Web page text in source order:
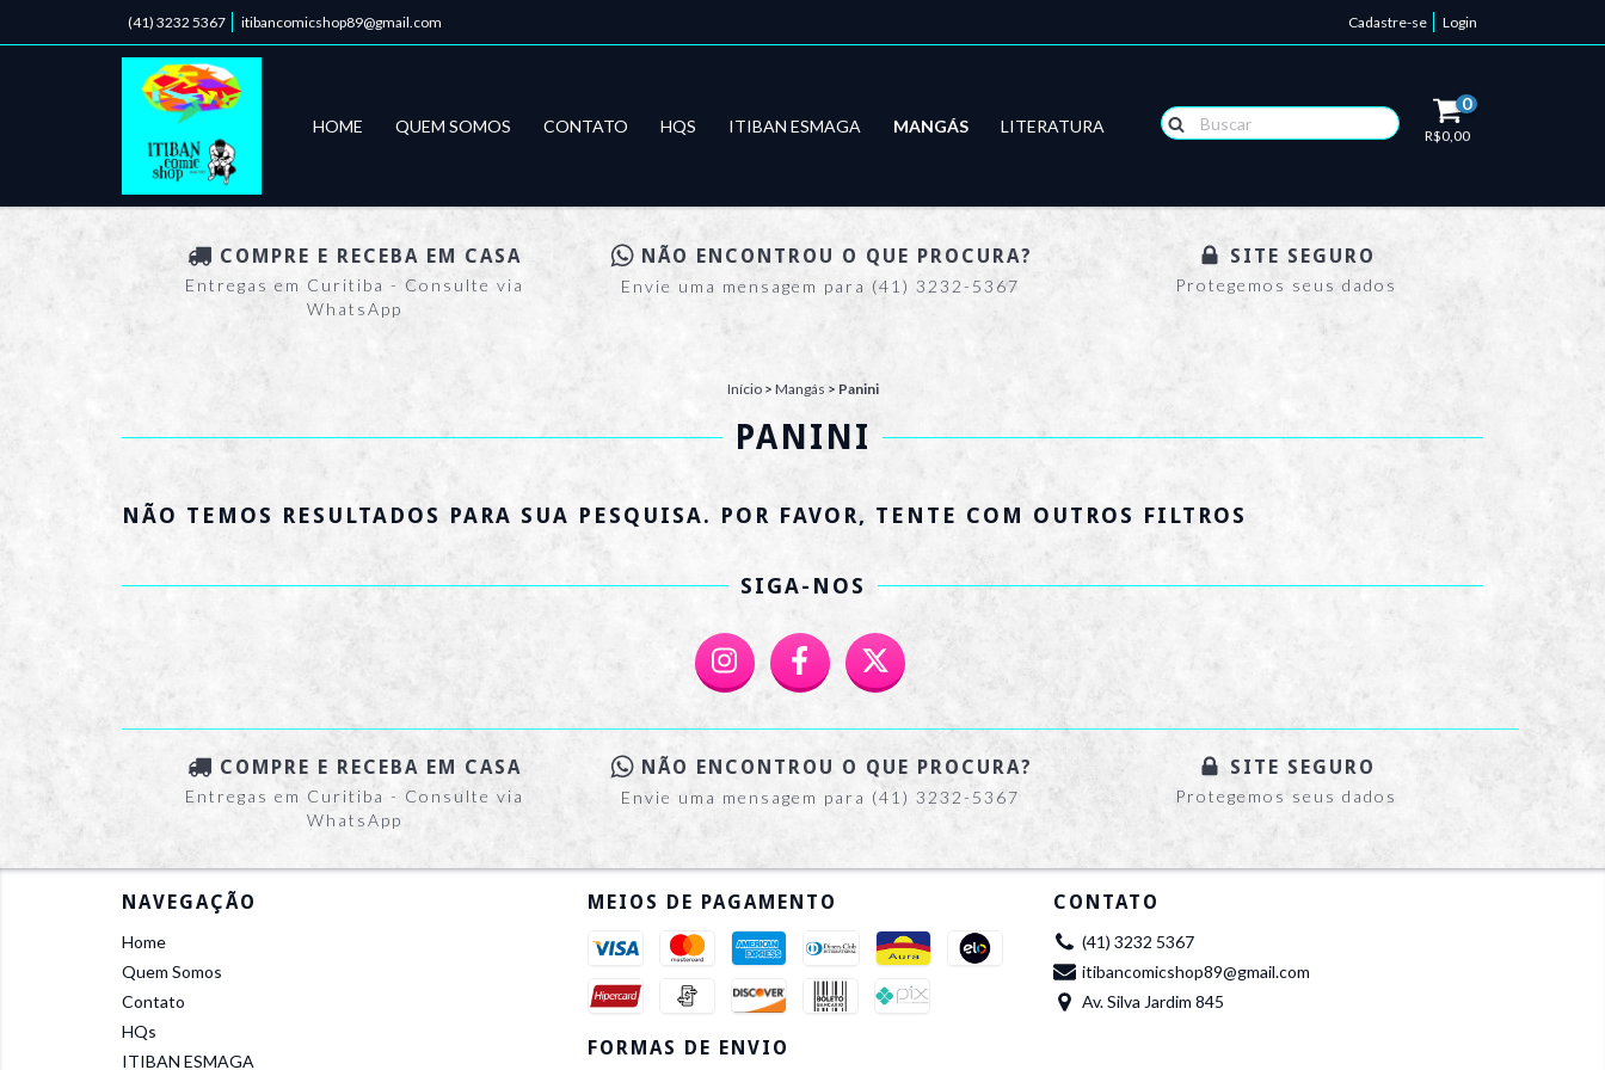
(41) 3232 5367 itibancomicshop89@gmail.com Cadastre-se Login
HOME QUEM SOMOS CONTATO HQS ITIBAN ESMAGA MANGÁS LITERATURA
0
R$0,00
COMPRE E RECEBA EM CASA
Entregas em Curitiba - Consulte via
WhatsApp
NÃO ENCONTROU O QUE PROCURA?
Envie uma mensagem para (41) 3232-5367
SITE SEGURO
Protegemos seus dados
Início > Mangás > Panini
PANINI
NÃO TEMOS RESULTADOS PARA SUA PESQUISA. POR FAVOR, TENTE COM OUTROS FILTROS
SIGA-NOS
COMPRE E RECEBA EM CASA
Entregas em Curitiba - Consulte via
WhatsApp
NÃO ENCONTROU O QUE PROCURA?
Envie uma mensagem para (41) 3232-5367
SITE SEGURO
Protegemos seus dados
NAVEGAÇÃO
Home
Quem Somos
Contato
HQs
ITIBAN ESMAGA
MEIOS DE PAGAMENTO
FORMAS DE ENVIO
CONTATO
(41) 3232 5367
itibancomicshop89@gmail.com
Av. Silva Jardim 845